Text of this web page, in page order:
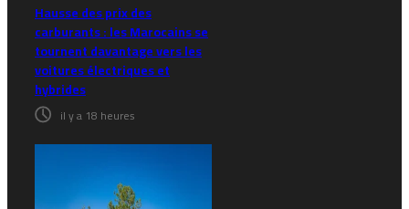
Hausse des prix des
carburants : les Marocains se
tournent davantage vers les
voitures électriques et
hybrides
il y a 18 heures